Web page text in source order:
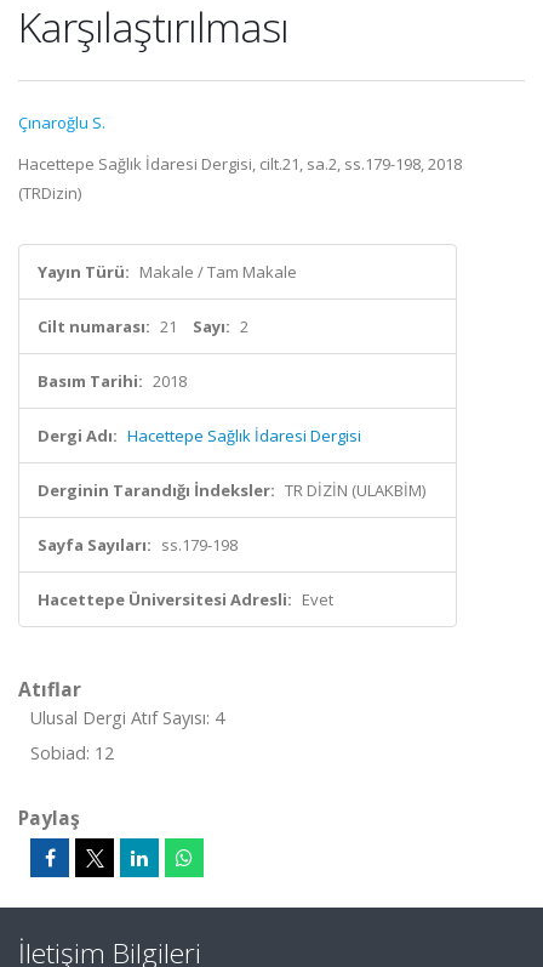
Karşılaştırılması
Çınaroğlu S.
Hacettepe Sağlık İdaresi Dergisi, cilt.21, sa.2, ss.179-198, 2018
(TRDizin)
Yayın Türü: Makale / Tam Makale
Cilt numarası: 21 Sayı: 2
Basım Tarihi: 2018
Dergi Adı: Hacettepe Sağlık İdaresi Dergisi
Derginin Tarandığı İndeksler: TR DİZİN (ULAKBİM)
Sayfa Sayıları: ss.179-198
Hacettepe Üniversitesi Adresli: Evet
Atıflar
Ulusal Dergi Atıf Sayısı: 4
Sobiad: 12
Paylaş
İletişim Bilgileri